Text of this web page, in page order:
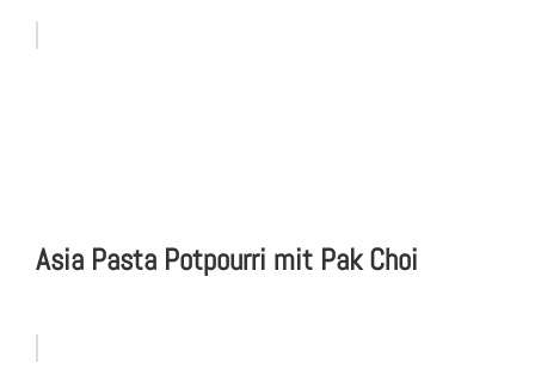
Asia Pasta Potpourri mit Pak Choi